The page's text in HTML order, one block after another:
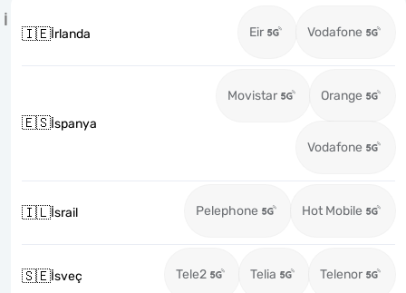
İ
🇮🇪İrlanda Eir Vodafone
🇪🇸İspanya
Movistar Orange
Vodafone
🇮🇱İsrail Pelephone Hot Mobile
🇸🇪İsveç Tele2 Telia Telenor